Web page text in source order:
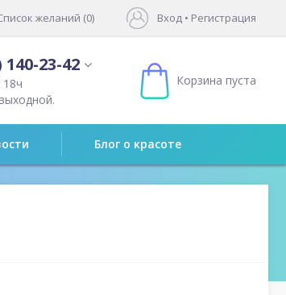
желаний (0) Вход • Регистрация
140-23-42
18ч
Корзина пуста
Блог о красоте